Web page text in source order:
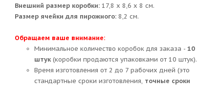
Внешний размер коробки: 17,8 х 8,6 х 8 см.
Размер ячейки для пирожного: 8,2 см.
Обращаем ваше внимание:
Минимальное количество коробок для заказа - 10
штук(коробки продаются упаковками от 10 штук).
Время изготовления от 2 до 7 рабочих дней (это
стандартные сроки изготовления, точные сроки